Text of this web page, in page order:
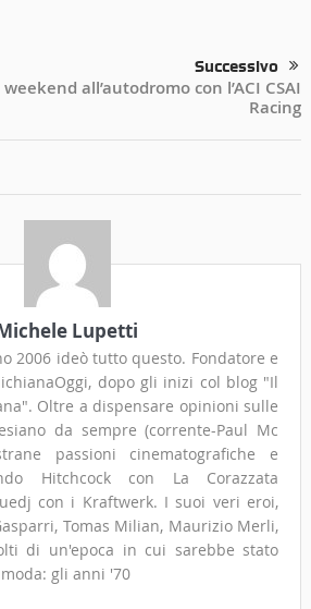
Successivo
all’autodromo con l’ACI CSAI
Racing
Lupetti
2006 ideò tutto questo. Fondatore e
dopo gli inizi col blog "Il
Oltre a dispensare opinioni sulle
da sempre (corrente-Paul Mc
passioni cinematografiche e
Hitchcock con La Corazzata
con i Kraftwerk. I suoi veri eroi,
Tomas Milian, Maurizio Merli,
di un'epoca in cui sarebbe stato
gli anni '70